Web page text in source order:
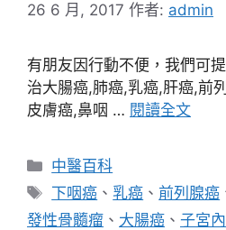
26 6 月, 2017 作者: admin
有朋友因行動不便，我們可
治大腸癌,肺癌,乳癌,肝癌,前
皮膚癌,鼻咽 … 閱讀全文
分
類
中醫百科
標
籤
下咽癌 、 乳癌 、前列腺癌
發性骨髓瘤 、 大腸癌 、 子宮